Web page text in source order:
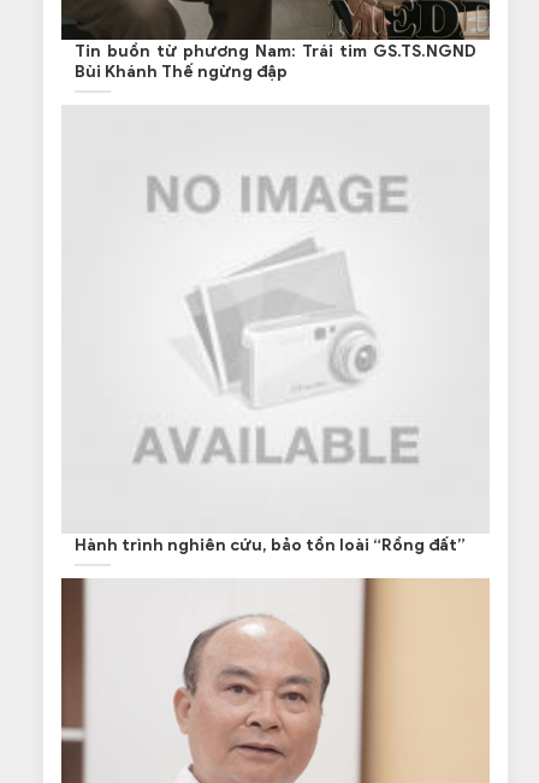
Tin buồn từ phương Nam: Trái tim GS.TS.NGND
Bùi Khánh Thế ngừng đập
Hành trình nghiên cứu, bảo tồn loài “Rồng đất”